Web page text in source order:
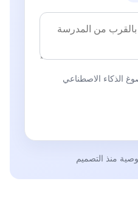
الذكاء الاصطناعي
منذ التصميم